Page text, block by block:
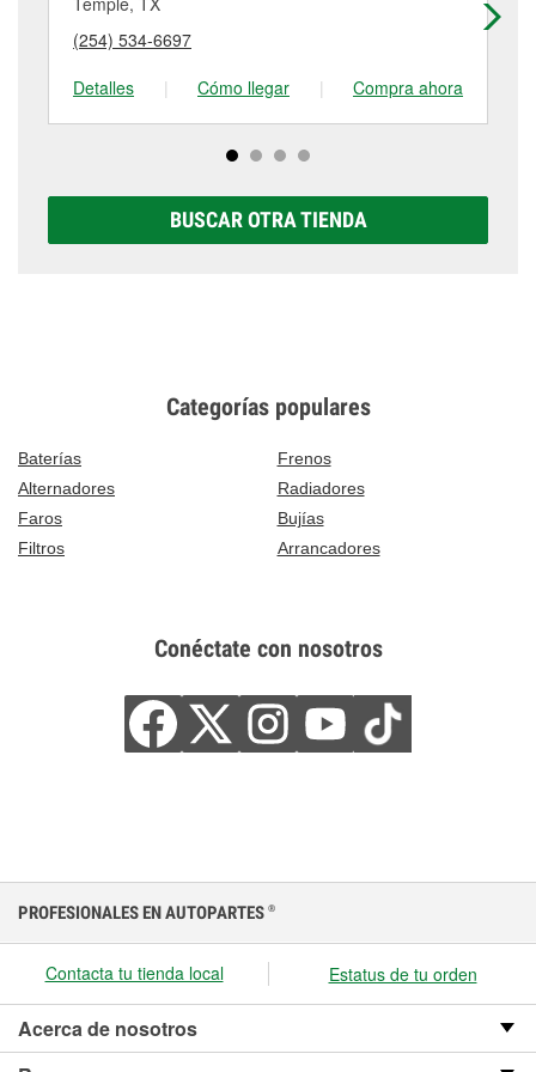
visítanos en 1720 H K Dodgen Loop Sw, Temple, TX.
tienda #482 para obtener más información.
(254) 534-6697
Detalles
| Cómo llegar | Compra ahora
BUSCAR OTRA TIENDA
Categorías populares
Baterías
Frenos
Alternadores
Radiadores
Faros
Bujías
Filtros
Arrancadores
Conéctate con nosotros
PROFESIONALES EN AUTOPARTES ®
Contacta tu tienda local Estatus de tu orden
Acerca de nosotros